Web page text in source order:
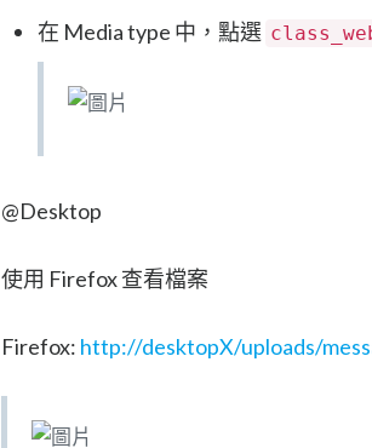
在 Media type 中，點選
@Desktop
使用 Firefox 查看檔案
Firefox: http://desktopX/uploads/